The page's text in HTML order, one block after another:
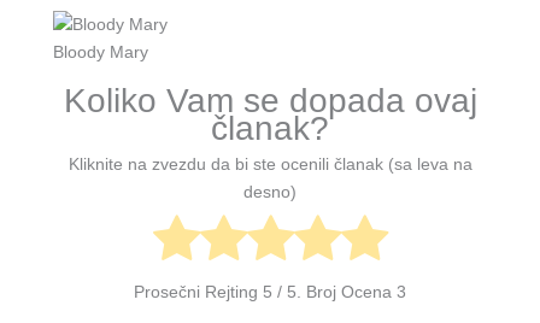
Bloody Mary
Koliko Vam se dopada ovaj
članak?
Kliknite na zvezdu da bi ste ocenili članak (sa leva na
desno)
Prosečni Rejting 5 / 5. Broj Ocena 3